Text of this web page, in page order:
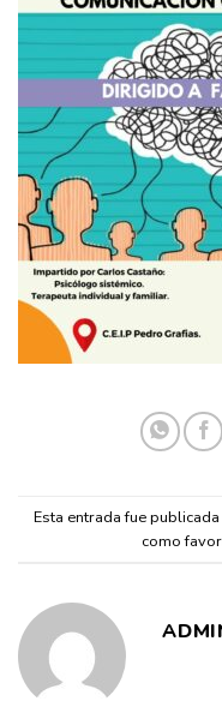
Esta entrada fue publicada
como